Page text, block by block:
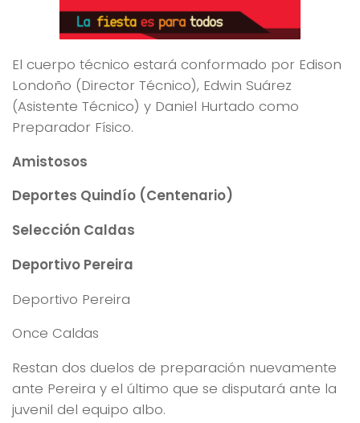
El cuerpo técnico estará conformado por Edison
Londoño (Director Técnico), Edwin Suárez
(Asistente Técnico) y Daniel Hurtado como
Preparador Físico.
Amistosos
Deportes Quindío (Centenario)
Selección Caldas
Deportivo Pereira
Deportivo Pereira
Once Caldas
Restan dos duelos de preparación nuevamente
ante Pereira y el último que se disputará ante la
juvenil del equipo albo.